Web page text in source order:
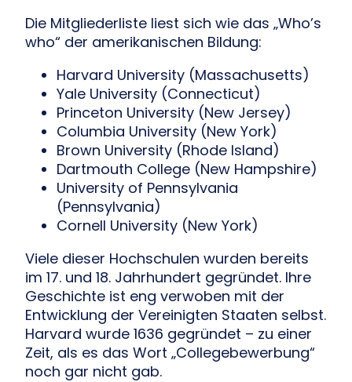
Die Mitgliederliste liest sich wie das „Who’s
who“ der amerikanischen Bildung:
Harvard University (Massachusetts)
Yale University (Connecticut)
Princeton University (New Jersey)
Columbia University (New York)
Brown University (Rhode Island)
Dartmouth College (New Hampshire)
University of Pennsylvania
(Pennsylvania)
Cornell University (New York)
Viele dieser Hochschulen wurden bereits
im 17. und 18. Jahrhundert gegründet. Ihre
Geschichte ist eng verwoben mit der
Entwicklung der Vereinigten Staaten selbst.
Harvard wurde 1636 gegründet – zu einer
Zeit, als es das Wort „Collegebewerbung“
noch gar nicht gab.